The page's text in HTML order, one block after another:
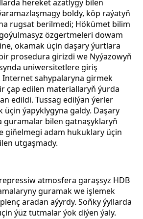
hereket azatlygy bilen
boldy, köp raýatyň
rugsat berilmedi; Hökümet bilim
özgertmeleri dowam
okamak üçin daşary ýurtlara
prosedura girizdi we Nyýazowyň
uniwersitetlere giriş
Internet sahypalaryna girmek
çap edilen materiallaryň ýurda
edildi. Tussag edilýän ýerler
üçin ýapyklygyna galdy. Daşary
guramalar bilen gatnaşyklaryň
giňelmegi adam hukuklary üçin
utgaşmady.
atmosfera garaşsyz HDB
guramak we işlemek
aradan aýyrdy. Soňky ýyllarda
ýüz tutmalar ýok diýen ýaly.